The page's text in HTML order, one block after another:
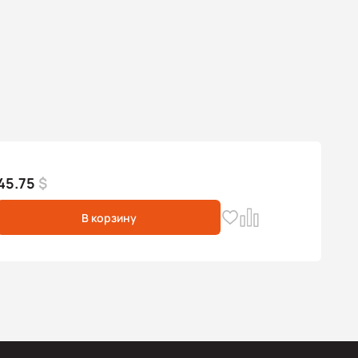
$
В корзину